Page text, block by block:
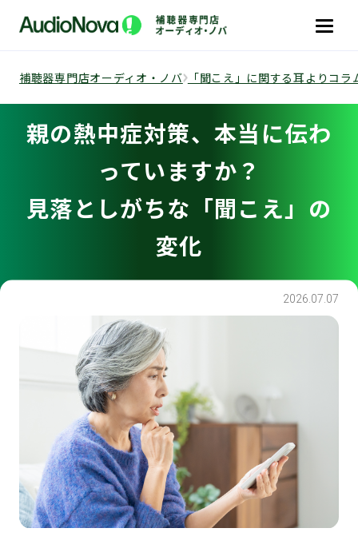
補聴器専門店オーディオ・ノバ 「聞こえ」に関する耳よりコラ
親の熱中症対策、本当に伝わ
っていますか？
見落としがちな「聞こえ」の
変化
2026.07.07